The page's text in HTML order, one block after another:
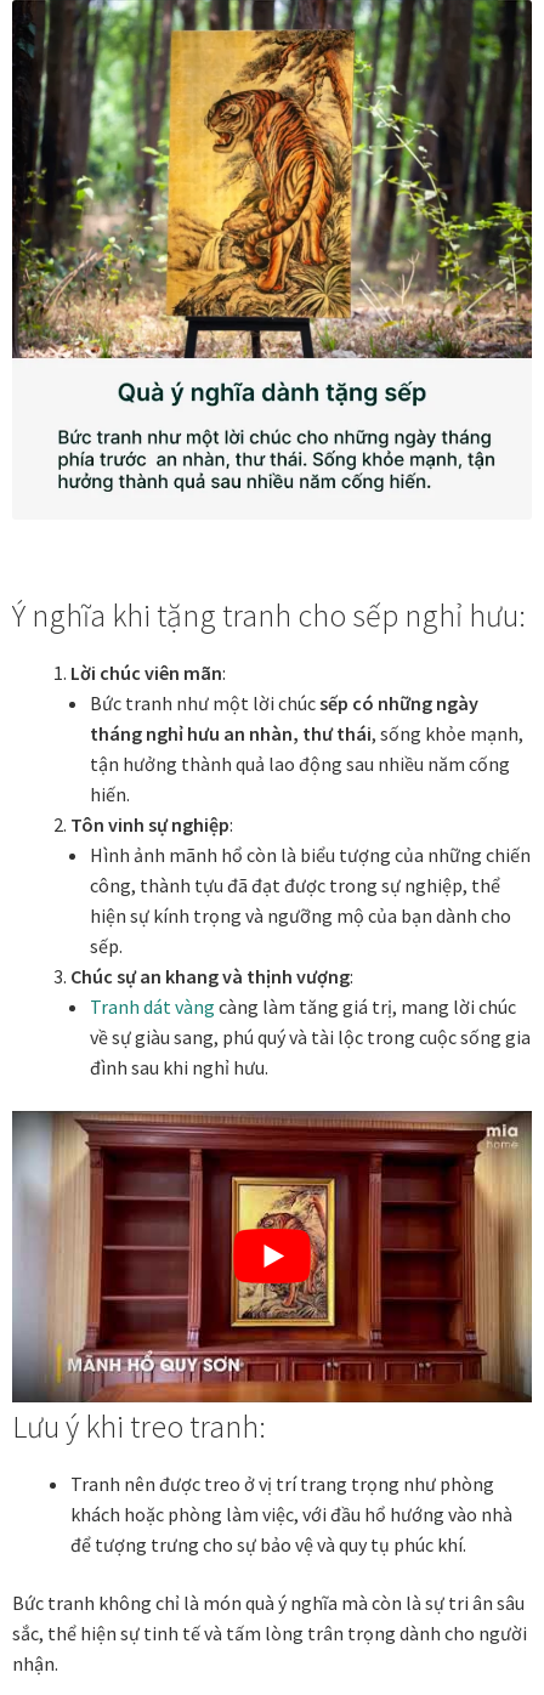
TẾT 2025
Thanh toán
Thông tin chung & hỗ trợ
Tối ưu chất lượng hình ảnh
Trang mẫu
Tranh biểu tượng văn hoá Việt Nam
Tranh dán tường
Tranh dự án
Tranh nhà ở cao cấp
Tranh trang trí văn phòng
Tranh treo khách sạn
Tranh hoa sen treo phòng thờ
Tranh mừng thọ
Tranh phòng khách hiện đại
Tranh sơn dầu cao cấp
Tranh sơn mài phòng khách
Tranh tặng đối tác
Tranh tặng khai trương
Tranh tặng sếp cao cấp
Tranh tặng tân gia
Tranh theo phong cách thiết kế
Tranh treo phòng khách
Tranh treo phòng ngủ
Ý nghĩa khi tặng tranh cho sếp nghỉ hưu:
Lời chúc viên mãn:
Bức tranh như một lời chúcsếp có những ngày
tháng nghỉ hưu an nhàn, thư thái, sống khỏe mạnh,
tận hưởng thành quả lao động sau nhiều năm cống
hiến.
Tôn vinh sự nghiệp:
Hình ảnh mãnh hổ còn là biểu tượng của những chiến
công, thành tựu đã đạt được trong sự nghiệp, thể
hiện sự kính trọng và ngưỡng mộ của bạn dành cho
sếp.
Chúc sự an khang và thịnh vượng:
Tranh dát vàng càng làm tăng giá trị, mang lời chúc
về sự giàu sang, phú quý và tài lộc trong cuộc sống gia
đình sau khi nghỉ hưu.
Lưu ý khi treo tranh:
Tranh nên được treo ở vị trí trang trọng như phòng
khách hoặc phòng làm việc, với đầu hổ hướng vào nhà
để tượng trưng cho sự bảo vệ và quy tụ phúc khí.
Bức tranh không chỉ là món quà ý nghĩa mà còn là sự tri ân sâu
sắc, thể hiện sự tinh tế và tấm lòng trân trọng dành cho người
nhận.